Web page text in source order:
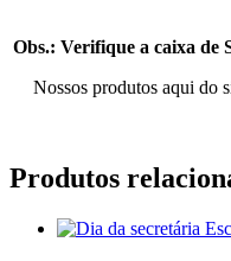
Obs.: Verifique a caixa de
Nossos produtos aqui do
Produtos